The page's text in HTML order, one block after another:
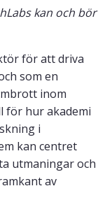
kan och bör
för att driva
som en
inom
för hur akademi
i
kan centret
utmaningar och
av